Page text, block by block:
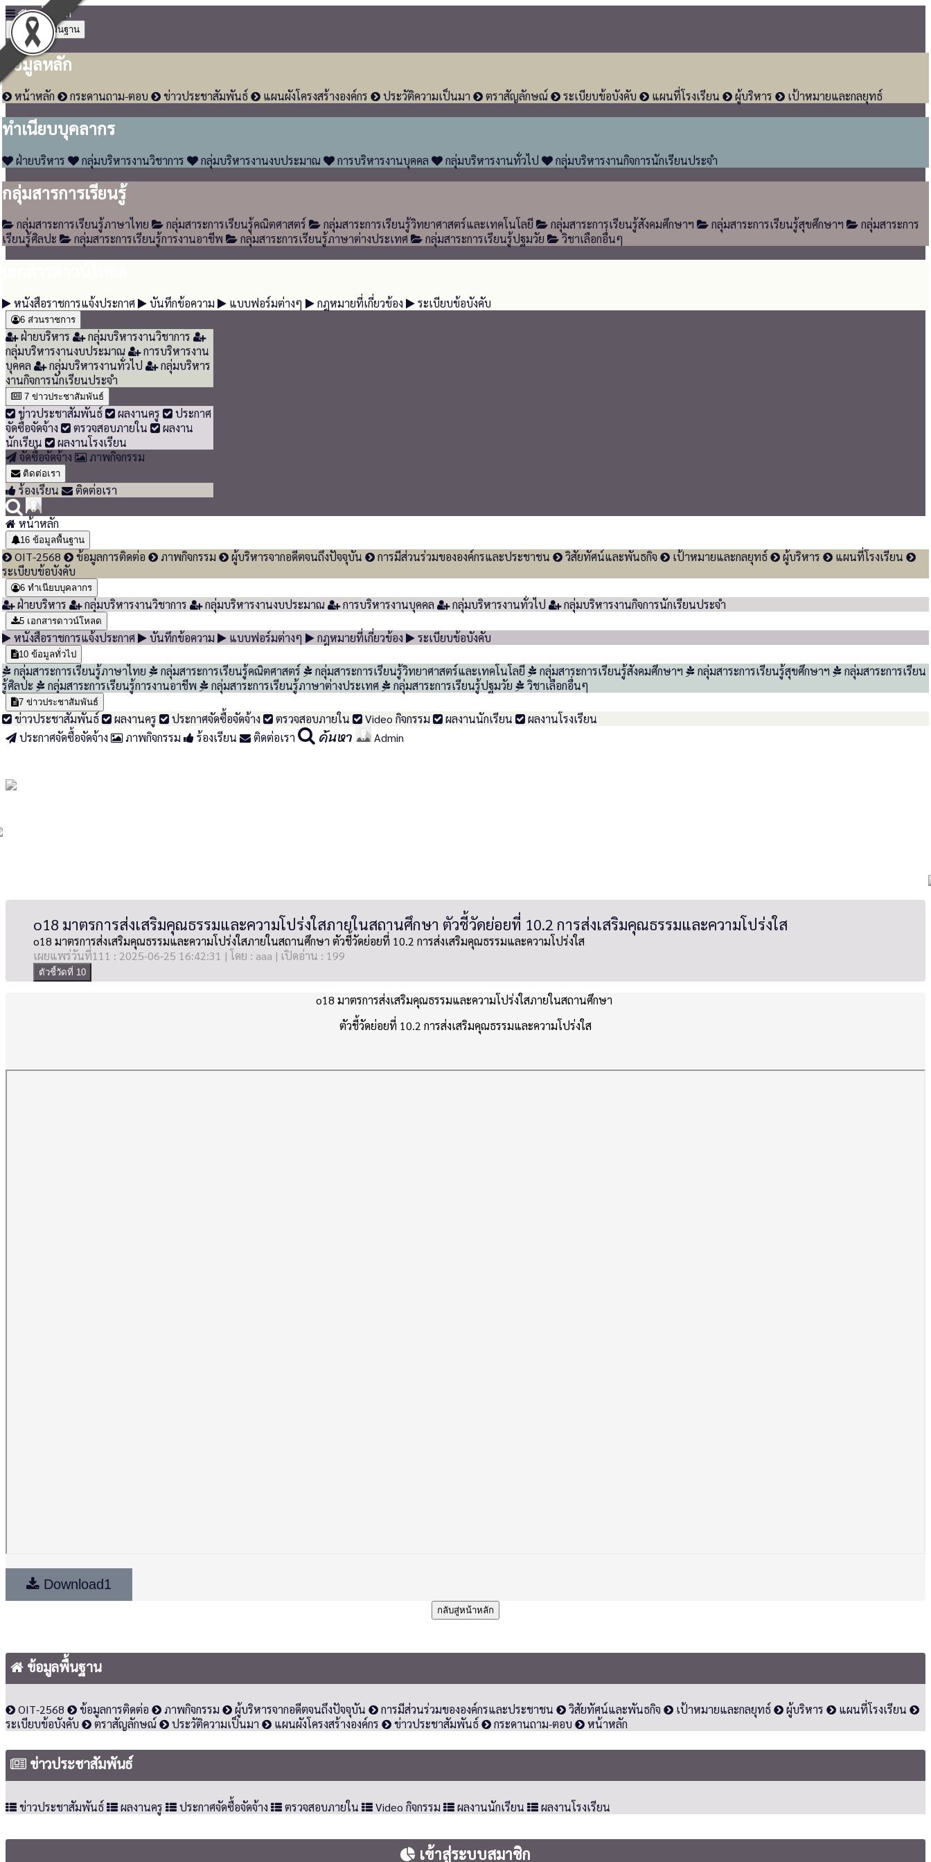
หน้าหลัก
ข้อมูลพื้นฐาน
ข้อมูลหลัก
หน้าหลัก กระดานถาม-ตอบ ข่าวประชาสัมพันธ์ แผนผังโครงสร้างองค์กร ประวัติความเป็นมา ตราสัญลักษณ์ ระเบียบข้อบังคับ แผนที่โรงเรียน ผู้บริหาร เป้าหมายและกลยุทธ์
ทำเนียบบุคลากร
ฝ่ายบริหาร กลุ่มบริหารงานวิชาการ กลุ่มบริหารงานงบประมาณ การบริหารงานบุคคล กลุ่มบริหารงานทั่วไป กลุ่มบริหารงานกิจการนักเรียนประจำ
กลุ่มสารการเรียนรู้
กลุ่มสาระการเรียนรู้ภาษาไทย กลุ่มสาระการเรียนรู้คณิตศาสตร์ กลุ่มสาระการเรียนรู้วิทยาศาสตร์และเทคโนโลยี กลุ่มสาระการเรียนรู้สังคมศึกษาฯ กลุ่มสาระการเรียนรู้สุขศึกษาฯ
กลุ่มสาระการ
เรียนรู้ศิลปะ
กลุ่มสาระการเรียนรู้การงานอาชีพ กลุ่มสาระการเรียนรู้ภาษาต่างประเทศ กลุ่มสาระการเรียนรู้ปฐมวัย วิชาเลือกอื่นๆ
หนังสือราชการแจ้งประกาศ บันทึกข้อความ แบบฟอร์มต่างๆ กฎหมายที่เกี่ยวข้อง ระเบียบข้อบังคับ
6 ส่วนราชการ
ฝ่ายบริหาร
กลุ่มบริหารงานวิชาการ
กลุ่มบริหารงานงบประมาณ
การบริหารงาน
บุคคล
กลุ่มบริหารงานทั่วไป
กลุ่มบริหาร
งานกิจการนักเรียนประจำ
7 ข่าวประชาสัมพันธ์
ข่าวประชาสัมพันธ์ ผลงานครู
ประกาศ
จัดซื้อจัดจ้าง
ตรวจสอบภายใน
ผลงาน
นักเรียน
ผลงานโรงเรียน
จัดซื้อจัดจ้าง
ภาพกิจกรรม
ติดต่อเรา
ร้องเรียน ติดต่อเรา
หน้าหลัก
16 ข้อมูลพื้นฐาน
OIT-2568 ข้อมูลการติดต่อ ภาพกิจกรรม ผู้บริหารจากอดีตจนถึงปัจจุบัน การมีส่วนร่วมขององค์กรและประชาชน วิสัยทัศน์และพันธกิจ เป้าหมายและกลยุทธ์ ผู้บริหาร
แผนที่โรงเรียน
ระเบียบข้อบังคับ
6 ทำเนียบบุคลากร
ฝ่ายบริหาร กลุ่มบริหารงานวิชาการ กลุ่มบริหารงานงบประมาณ การบริหารงานบุคคล กลุ่มบริหารงานทั่วไป กลุ่มบริหารงานกิจการนักเรียนประจำ
5 เอกสารดาวน์โหลด
หนังสือราชการแจ้งประกาศ บันทึกข้อความ แบบฟอร์มต่างๆ กฎหมายที่เกี่ยวข้อง ระเบียบข้อบังคับ
10 ข้อมูลทั่วไป
กลุ่มสาระการเรียนรู้ภาษาไทย กลุ่มสาระการเรียนรู้คณิตศาสตร์ กลุ่มสาระการเรียนรู้วิทยาศาสตร์และเทคโนโลยี กลุ่มสาระการเรียนรู้สังคมศึกษาฯ กลุ่มสาระการเรียนรู้สุขศึกษาฯ
กลุ่มสาระการเรียน
รู้ศิลปะ
กลุ่มสาระการเรียนรู้การงานอาชีพ กลุ่มสาระการเรียนรู้ภาษาต่างประเทศ กลุ่มสาระการเรียนรู้ปฐมวัย วิชาเลือกอื่นๆ
7 ข่าวประชาสัมพันธ์
ข่าวประชาสัมพันธ์ ผลงานครู ประกาศจัดซื้อจัดจ้าง ตรวจสอบภายใน Video กิจกรรม ผลงานนักเรียน
ผลงานโรงเรียน
ประกาศจัดซื้อจัดจ้าง
ภาพกิจกรรม ร้องเรียน ติดต่อเรา ค้นหา Admin
o18 มาตรการส่งเสริมคุณธรรมและความโปร่งใสภายในสถานศึกษา ตัวชี้วัดย่อยที่ 10.2 การส่งเสริมคุณธรรมและความโปร่งใส
o18 มาตรการส่งเสริมคุณธรรมและความโปร่งใสภายในสถานศึกษา ตัวชี้วัดย่อยที่ 10.2 การส่งเสริมคุณธรรมและความโปร่งใส
เผยแพร่วันที่111 : 2025-06-25 16:42:31 | โดย : aaa | เปิดอ่าน : 199
ตัวชี้วัดที่ 10
o18 มาตรการส่งเสริมคุณธรรมและความโปร่งใสภายในสถานศึกษา
ตัวชี้วัดย่อยที่ 10.2 การส่งเสริมคุณธรรมและความโปร่งใส
Download1
กลับสู่หน้าหลัก
ข้อมูลพื้นฐาน
OIT-2568 ข้อมูลการติดต่อ ภาพกิจกรรม ผู้บริหารจากอดีตจนถึงปัจจุบัน การมีส่วนร่วมขององค์กรและประชาชน วิสัยทัศน์และพันธกิจ เป้าหมายและกลยุทธ์ ผู้บริหาร
แผนที่โรงเรียน
ระเบียบข้อบังคับ
ตราสัญลักษณ์ ประวัติความเป็นมา แผนผังโครงสร้างองค์กร ข่าวประชาสัมพันธ์ กระดานถาม-ตอบ หน้าหลัก
ข่าวประชาสัมพันธ์
ข่าวประชาสัมพันธ์ ผลงานครู ประกาศจัดซื้อจัดจ้าง ตรวจสอบภายใน Video กิจกรรม ผลงานนักเรียน ผลงานโรงเรียน
เข้าสู่ระบบสมาชิก